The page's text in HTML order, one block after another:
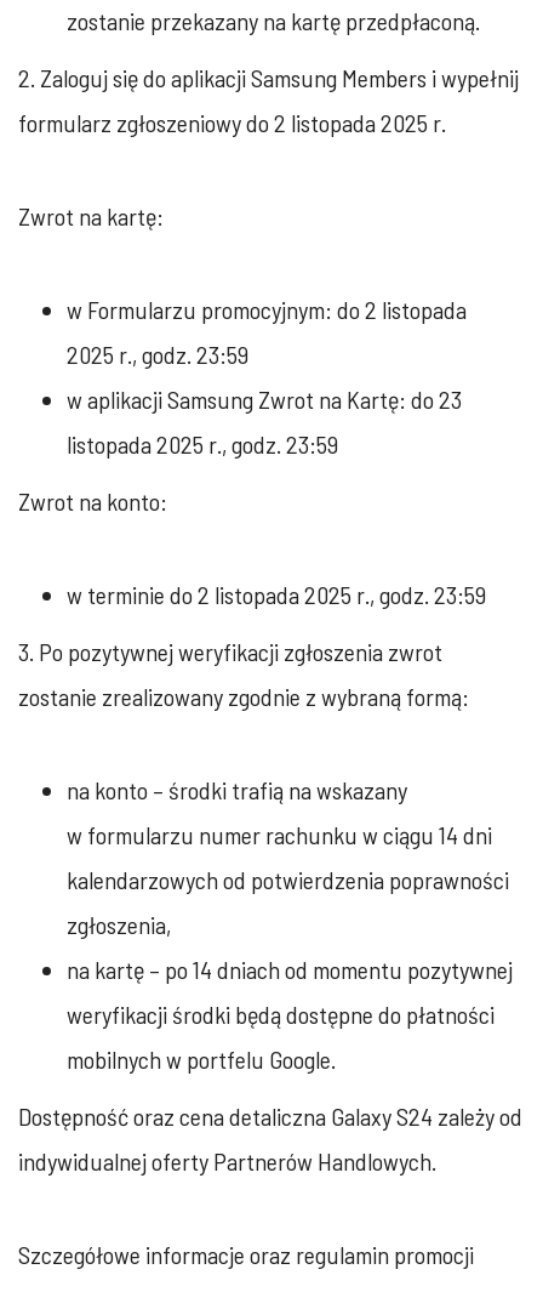
zostanie przekazany na kartę przedpłaconą.
2. Zaloguj się do aplikacji Samsung Members i wypełnij
formularz zgłoszeniowy do 2 listopada 2025 r.
Zwrot na kartę:
w Formularzu promocyjnym: do 2 listopada
2025 r., godz. 23:59
w aplikacji Samsung Zwrot na Kartę: do 23
listopada 2025 r., godz. 23:59
Zwrot na konto:
w terminie do 2 listopada 2025 r., godz. 23:59
3. Po pozytywnej weryfikacji zgłoszenia zwrot
zostanie zrealizowany zgodnie z wybraną formą:
na konto – środki trafią na wskazany
w formularzu numer rachunku w ciągu 14 dni
kalendarzowych od potwierdzenia poprawności
zgłoszenia,
na kartę – po 14 dniach od momentu pozytywnej
weryfikacji środki będą dostępne do płatności
mobilnych w portfelu Google.
Dostępność oraz cena detaliczna Galaxy S24 zależy od
indywidualnej oferty Partnerów Handlowych.
Szczegółowe informacje oraz regulamin promocji